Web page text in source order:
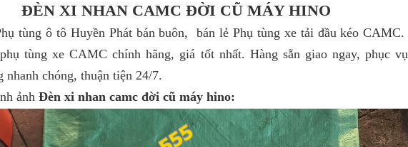
ĐÈN XI NHAN CAMC ĐỜI CŨ MÁY HINO
ô tô Huyền Phát bán buôn, bán lẻ Phụ tùng xe tải đầu kéo CAMC.
tùng xe CAMC chính hãng, giá tốt nhất. Hàng sẵn giao ngay, phục vụ
nhanh chóng, thuận tiện 24/7.
Đèn xi nhan camc đời cũ máy hino: